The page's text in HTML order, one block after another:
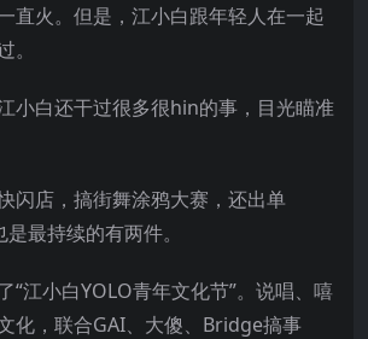
直火。但是，江小白跟年轻人在一起
小白还干过很多很hin的事，目光瞄准
闪店，搞街舞涂鸦大赛，还出单
最持续的有两件。
“江小白YOLO青年文化节”。说唱、嘻
化，联合GAI、大傻、Bridge搞事